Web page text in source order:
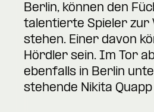
Berlin, können den
talentierte Spieler zur
stehen. Einer davon
Hördler sein. Im Tor
ebenfalls in Berlin
stehende Nikita